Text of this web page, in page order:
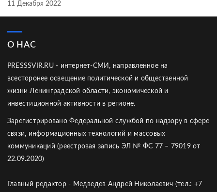
11 Декабря 2022
О НАС
PRESSSVIR.RU - интернет-СМИ, направленное на
всесторонее освещение политической и общественной
жизни Ленинградской области, экономической и
инвестиционной активности в регионе.
Зарегистрировано Федеральной службой по надзору в сфере
связи, информационных технологий и массовых
коммуникаций (реестровая запись ЭЛ № ФС 77 – 79019 от
22.09.2020)
Главный редактор - Медведев Андрей Николаевич (тел.: +7